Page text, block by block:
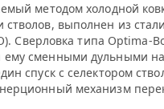
методом холодной
стволов, выполнен из
Сверловка типа Optima-
ему сменными дульными
спуск с селектором
механизм